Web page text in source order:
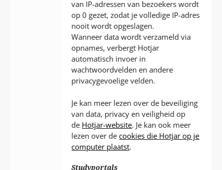
van IP-adressen van bezoekers wordt
op 0 gezet, zodat je volledige IP-adres
nooit wordt opgeslagen.
Wanneer data wordt verzameld via
opnames, verbergt Hotjar
automatisch invoer in
wachtwoordvelden en andere
privacygevoelige velden.
Je kan meer lezen over de beveiliging
van data, privacy en veiligheid op
de Hotjar-website. Je kan ook meer
lezen over decookies die Hotjar op je
computer plaatst.
Studyportals